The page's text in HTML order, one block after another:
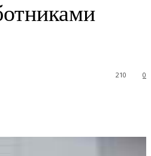
0
210